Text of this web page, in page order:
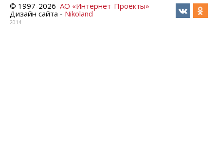
© 1997-2026 АО «Интернет-Проекты»
Дизайн сайта - Nikoland
2014